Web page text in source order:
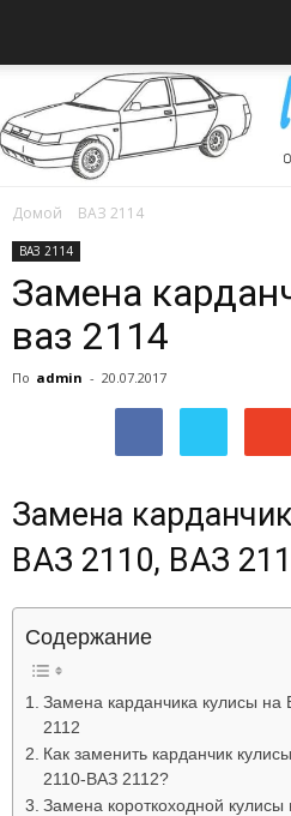
Домой ВАЗ 2114
ВАЗ 2114
Замена
ваз 2114
По admin - 20.07.2017
Замена
ВАЗ 2110, ВАЗ
Содержание
Замена карданчика кулисы
2112
Как заменить карданчик
2110-ВАЗ 2112?
Замена короткоходной